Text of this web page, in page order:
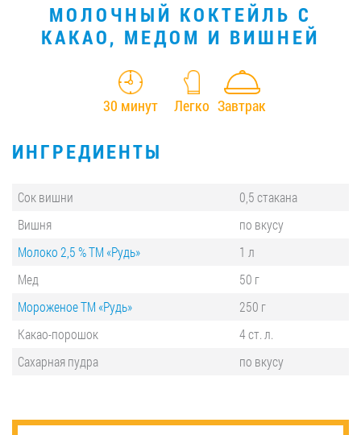
МОЛОЧНЫЙ КОКТЕЙЛЬ С
КАКАО, МЕДОМ И ВИШНЕЙ
30 минут Легко Завтрак
ИНГРЕДИЕНТЫ
Сок вишни
0,5 стакана
Вишня
по вкусу
Молоко 2,5 % ТМ «Рудь»
1 л
Мед
50 г
Мороженое ТМ «Рудь»
250 г
Какао-порошок
4 ст. л.
Сахарная пудра
по вкусу